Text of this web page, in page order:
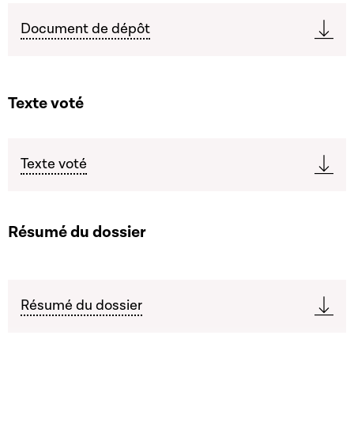
Document de dépôt
Texte voté
Texte voté
Résumé du dossier
Résumé du dossier